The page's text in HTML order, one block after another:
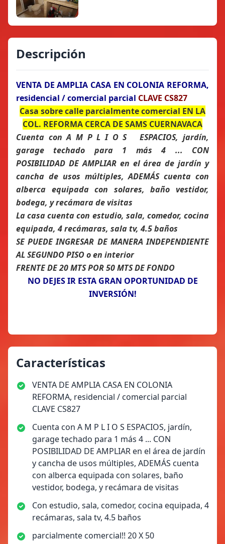
Descripción
VENTA DE AMPLIA CASA EN COLONIA REFORMA,
residencial / comercial parcial CLAVE CS827
Casa sobre calle parcialmente comercial EN LA
COL. REFORMA CERCA DE SAMS CUERNAVACA
Cuenta con A M P L I O S ESPACIOS, jardín,
garage techado para 1 más 4 ... CON
POSIBILIDAD DE AMPLIAR en el área de jardín y
cancha de usos múltiples, ADEMÁS cuenta con
alberca equipada con solares, baño vestidor,
bodega, y recámara de visitas
La casa cuenta con estudio, sala, comedor, cocina
equipada, 4 recámaras, sala tv, 4.5 baños
SE PUEDE INGRESAR DE MANERA INDEPENDIENTE
AL SEGUNDO PISO o en interior
FRENTE DE 20 MTS POR 50 MTS DE FONDO
NO DEJES IR ESTA GRAN OPORTUNIDAD DE
INVERSIÓN!
Características
VENTA DE AMPLIA CASA EN COLONIA
REFORMA, residencial / comercial parcial
CLAVE CS827
Cuenta con A M P L I O S ESPACIOS, jardín,
garage techado para 1 más 4 ... CON
POSIBILIDAD DE AMPLIAR en el área de jardín
y cancha de usos múltiples, ADEMÁS cuenta
con alberca equipada con solares, baño
vestidor, bodega, y recámara de visitas
Con estudio, sala, comedor, cocina equipada, 4
recámaras, sala tv, 4.5 baños
parcialmente comercial!! 20 X 50